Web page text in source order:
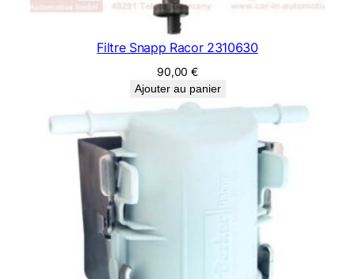
Filtre Snapp Racor 2310630
90,00€
Ajouter au panier